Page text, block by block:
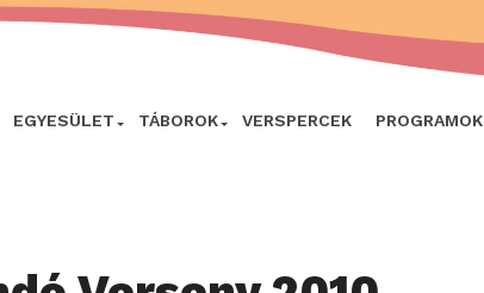
EGYESÜLET TÁBOROK VERSPERCEK PROGRAMOK